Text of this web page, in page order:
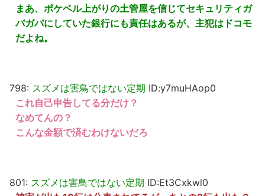
まあ、ポケベル上がりの土管屋を信じてセキュリティガ
バガバにしていた銀行にも責任はあるが、主犯はドコモ
だよね。
798: スズメは害鳥ではない定期 ID:y7muHAop0
これ自己申告してる分だけ？
なめてんの？
こんな金額で済むわけないだろ
801: スズメは害鳥ではない定期 ID:Et3Cxkwl0